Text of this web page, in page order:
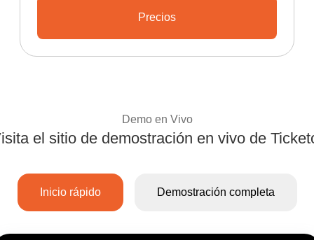
Precios
Experimente el
Demo en Vivo
el sitio de demostración en vivo de
Inicio rápido Demostración completa